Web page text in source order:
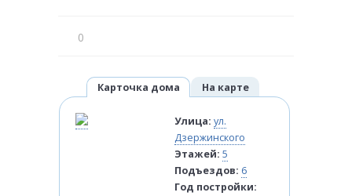
0
Карточка дома
Улица: ул.
Дзержинского
Этажей: 5
Подъездов: 6
Год постройки:
На карте